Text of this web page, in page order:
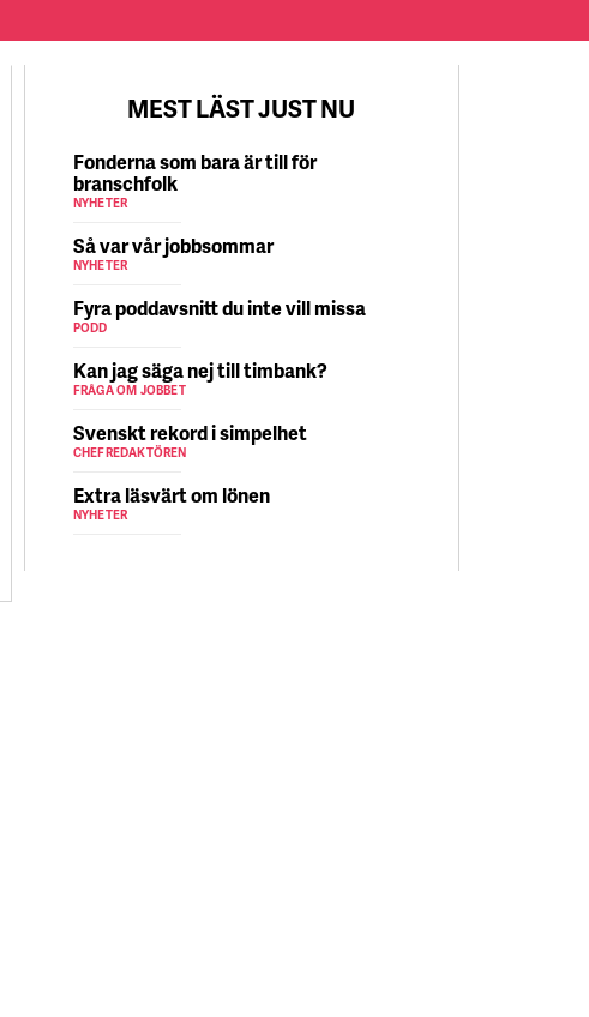
MEST LÄST JUST NU
Fonderna som bara är till för
branschfolk
NYHETER
Så var vår jobbsommar
NYHETER
Fyra poddavsnitt du inte vill missa
PODD
Kan jag säga nej till timbank?
FRÅGA OM JOBBET
Svenskt rekord i simpelhet
CHEFREDAKTÖREN
Extra läsvärt om lönen
NYHETER